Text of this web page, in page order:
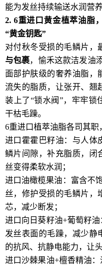
能为发丝持续输送水润营
2. 6重进口黄金植萃油脂
“黄金钥匙”
对付秋冬受损的毛鳞片，
与包裹，愉禾这款洁发油
面部护肤级的奢养油脂，
流失的脂质，让张开、翘
装上了“锁水阀”，牢牢锁
干枯毛躁。
6重进口植萃油脂各司其职
进口霍霍巴籽油：与人体
鳞片间隙，补充脂质，闭
丝变得柔软水润；
进口油橄榄果油：富含不
丝，修护受损的毛鳞片，
芯，减少断发；
进口向日葵籽油+葡萄籽
发丝表面的毛躁，减少静
的抗风、抗静电能力，让
进口沙棘果油+檀香精油